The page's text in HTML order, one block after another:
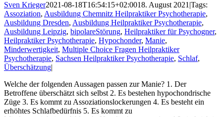
Sven Krieger2021-08-18T16:54:15+02:0018. August 2021 |Tags:
Assoziation, Ausbildung Chemnitz Heilpraktiker Psychotherapie,
Ausbildung Dresden, Ausbildung Heilpraktiker Psychotherapie,
Ausbildung Leipzig, bipolareStörung, Heilpraktiker für Psychogner,
Heilpraktiker Psychotherapie, Hypochonder, Manie,
Minderwertigkeit, Multiple Choice Fragen Heilpraktiker
Psychotherapie, Sachsen Heilpraktiker Psychotherapie, Schlaf,
Überschätzung|
Welche der folgenden Aussagen passen zur Manie? 1. Der
Betroffene überschätzt sich selbst 2. Es bestehen hypochondrische
Züge 3. Es kommt zu Assoziationslockerungen 4. Es besteht ein
erhöhtes Schlafbedürfnis 5. Es kommt zu